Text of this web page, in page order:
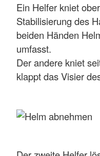
Ein Helfer kniet
Stabilisierung des
beiden Händen
umfasst.
Der andere kniet
klappt das Visier